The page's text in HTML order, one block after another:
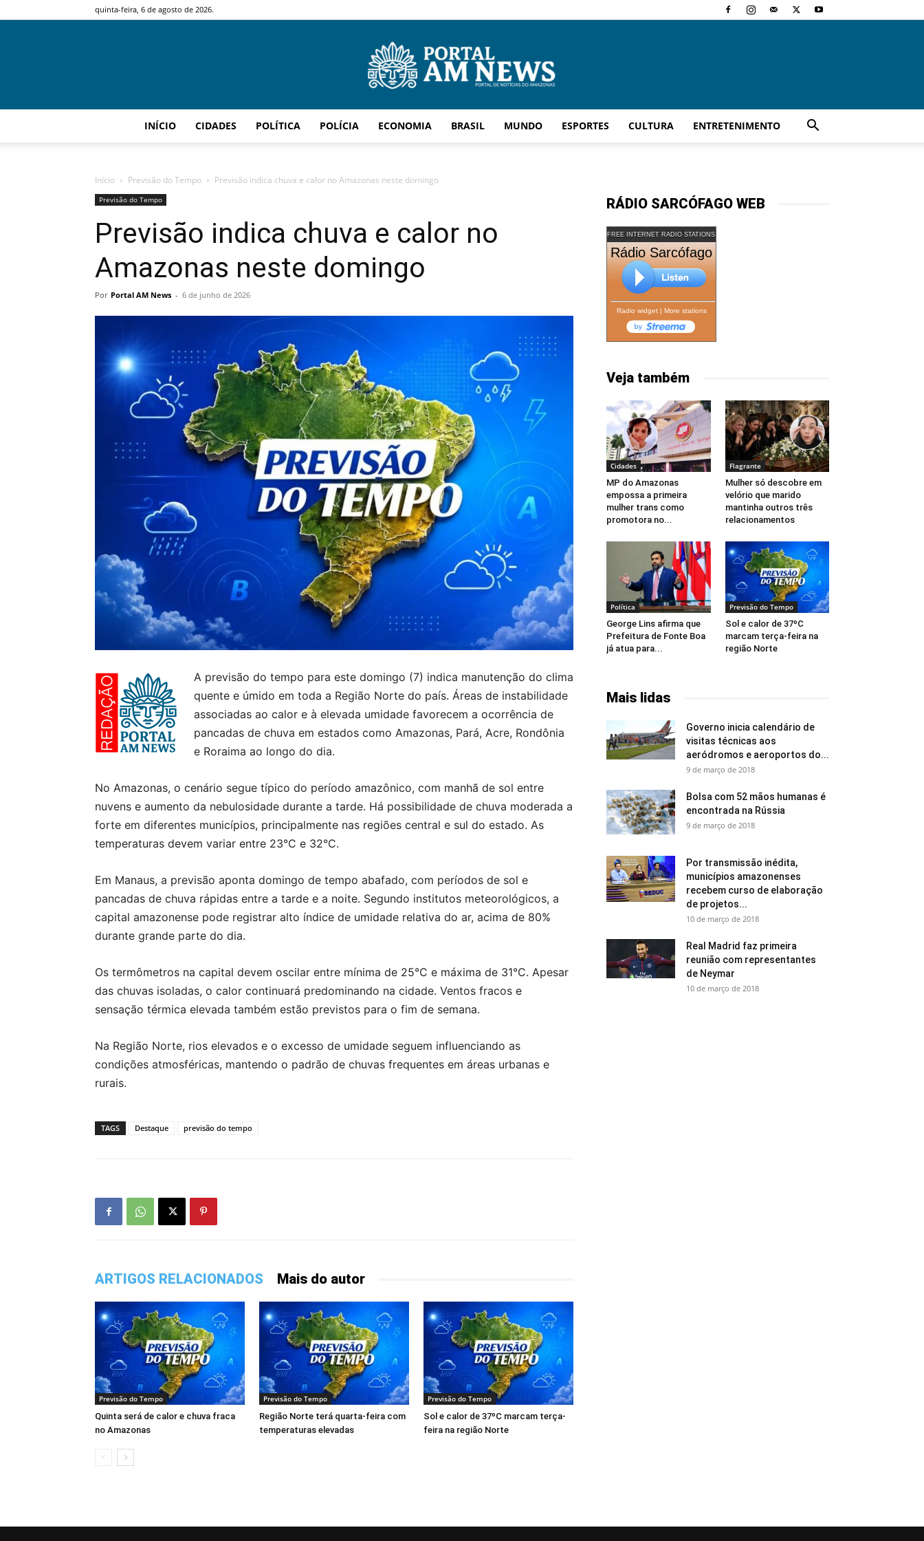
quinta-feira, 6 de agosto de 2026.
INÍCIO CIDADES POLÍTICA POLÍCIA ECONOMIA BRASIL MUNDO ESPORTES CULTURA ENTRETENIMENTO
Início Previsão do Tempo Previsão indica chuva e calor no Amazonas neste domingo
Previsão do Tempo
Previsão indica chuva e calor no
Amazonas neste domingo
Por Portal AM News - 6 de junho de 2026
A previsão do tempo para este domingo (7) indica manutenção do clima
quente e úmido em toda a Região Norte do país. Áreas de instabilidade
associadas ao calor e à elevada umidade favorecem a ocorrência de
pancadas de chuva em estados como Amazonas, Pará, Acre, Rondônia
e Roraima ao longo do dia.
No Amazonas, o cenário segue típico do período amazônico, com manhã de sol entre
nuvens e aumento da nebulosidade durante a tarde. Há possibilidade de chuva moderada a
forte em diferentes municípios, principalmente nas regiões central e sul do estado. As
temperaturas devem variar entre 23°C e 32°C.
Em Manaus, a previsão aponta domingo de tempo abafado, com períodos de sol e
pancadas de chuva rápidas entre a tarde e a noite. Segundo institutos meteorológicos, a
capital amazonense pode registrar alto índice de umidade relativa do ar, acima de 80%
durante grande parte do dia.
Os termômetros na capital devem oscilar entre mínima de 25°C e máxima de 31°C. Apesar
das chuvas isoladas, o calor continuará predominando na cidade. Ventos fracos e
sensação térmica elevada também estão previstos para o fim de semana.
Na Região Norte, rios elevados e o excesso de umidade seguem influenciando as
condições atmosféricas, mantendo o padrão de chuvas frequentes em áreas urbanas e
rurais.
TAGS Destaque previsão do tempo
ARTIGOS RELACIONADOS Mais do autor
Previsão do Tempo
Quinta será de calor e chuva fraca
no Amazonas
Previsão do Tempo
Região Norte terá quarta-feira com
temperaturas elevadas
Previsão do Tempo
Sol e calor de 37ºC marcam terça-
feira na região Norte
RÁDIO SARCÓFAGO WEB
FREE INTERNET RADIO STATIONS
Rádio Sarcófago
Radio widget| More stations
Veja também
Cidades
MP do Amazonas
empossa a primeira
mulher trans como
promotora no...
Flagrante
Mulher só descobre em
velório que marido
mantinha outros três
relacionamentos
Política
George Lins afirma que
Prefeitura de Fonte Boa
já atua para...
Previsão do Tempo
Sol e calor de 37ºC
marcam terça-feira na
região Norte
Mais lidas
Governo inicia calendário de
visitas técnicas aos
aeródromos e aeroportos do...
9 de março de 2018
Bolsa com 52 mãos humanas é
encontrada na Rússia
9 de março de 2018
Por transmissão inédita,
municípios amazonenses
recebem curso de elaboração
de projetos...
10 de março de 2018
Real Madrid faz primeira
reunião com representantes
de Neymar
10 de março de 2018